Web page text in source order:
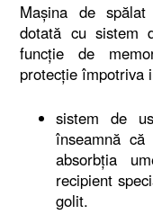
Maşina de
dotată cu sistem
funcție de
protecție împotriva
sistem de
înseamnă
absorbția
recipient
golit.